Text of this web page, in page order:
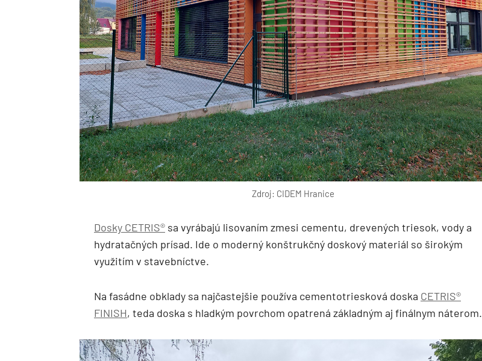
Zdroj: CIDEM Hranice
Dosky CETRIS® sa vyrábajú lisovaním zmesi cementu, drevených triesok, vody a
hydratačných prísad. Ide o moderný konštrukčný doskový materiál so širokým
využitím v stavebníctve.
Na fasádne obklady sa najčastejšie používa cementotriesková doska CETRIS®
FINISH, teda doska s hladkým povrchom opatrená základným aj finálnym náterom.